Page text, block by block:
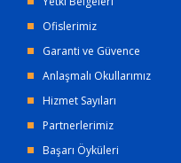
Ofislerimiz
Garanti ve Güvence
Anlaşmalı Okullarımız
Hizmet Sayıları
Partnerlerimiz
Başarı Öyküleri